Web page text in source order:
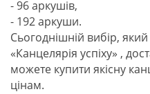
- 96 аркушів,
- 192 аркуши.
Сьогоднішній вибір,
«Канцелярія успіху» ,
можете купити якісну
цінам.